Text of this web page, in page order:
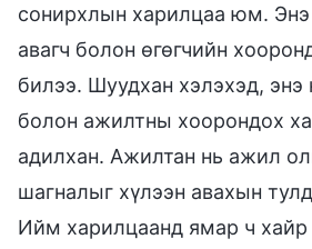
сонирхлын харилцаа юм. Энэ
авагч болон өгөгчийн
билээ. Шуудхан хэлэхэд, энэ
болон ажилтны хоорондох
адилхан. Ажилтан нь ажил
шагналыг хүлээн авахын
Ийм харилцаанд ямар ч хайр